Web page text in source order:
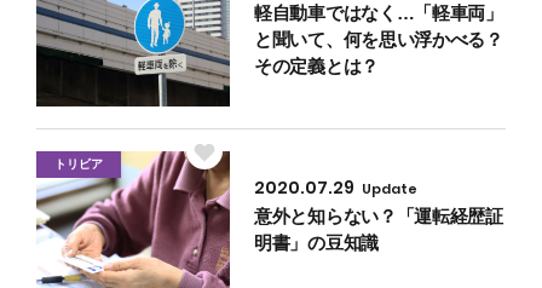
軽自動車ではなく…「軽車両」
と聞いて、何を思い浮かべる？
その定義とは？
2020.07.29 Update
意外と知らない？「運転経歴証
明書」の豆知識
トリビア